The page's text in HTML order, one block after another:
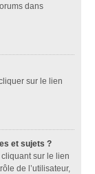
dans
sur le lien
et sujets ?
sur le lien
de l’utilisateur,